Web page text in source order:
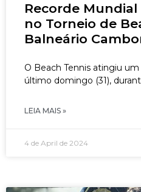
Recorde
no Torneio de
Balneário
O Beach Tennis atingiu
último domingo (31),
LEIA MAIS »
4 de April de 2024